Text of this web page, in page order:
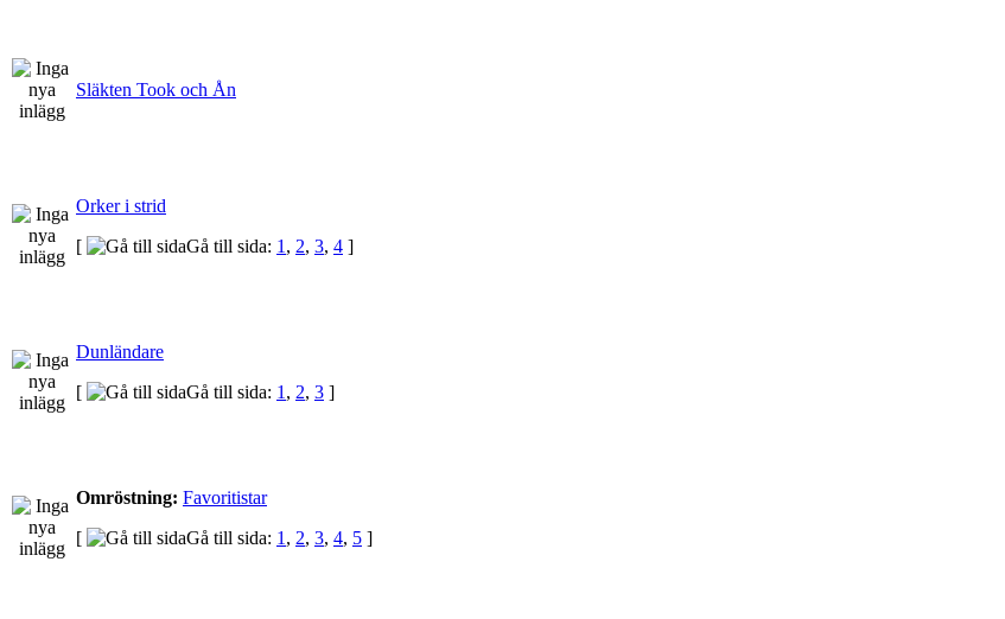
Släkten Took och Ån
Orker i strid
[
Gå till sida: 1 , 2, 3, 4 ]
Dunländare
[
Gå till sida: 1 , 2, 3 ]
Omröstning: Favoritistar
[
Gå till sida: 1 , 2, 3, 4, 5 ]